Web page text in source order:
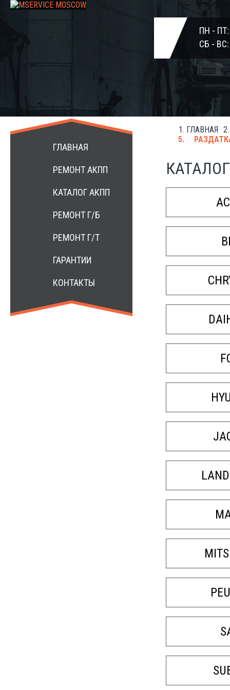
ПН -
СБ -
+7 499 3984172
ГЛАВНАЯ
РЕМОНТ АКПП
КАТАЛОГ АКПП
РЕМОНТ Г/Б
РЕМОНТ Г/Т
ГАРАНТИИ
КОНТАКТЫ
ГЛАВНАЯ
КАТАЛОГ